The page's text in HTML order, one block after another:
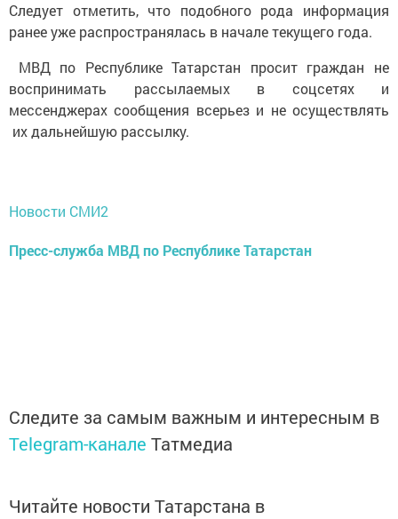
Следует отметить, что подобного рода информация
ранее уже распространялась в начале текущего года.
МВД по Республике Татарстан просит граждан не
воспринимать рассылаемых в соцсетях и
мессенджерах сообщения всерьез и не осуществлять
их дальнейшую рассылку.
Новости СМИ2
Пресс-служба МВД по Республике Татарстан
Следите за самым важным и интересным в
Telegram-канале Татмедиа
Читайте новости Татарстана в